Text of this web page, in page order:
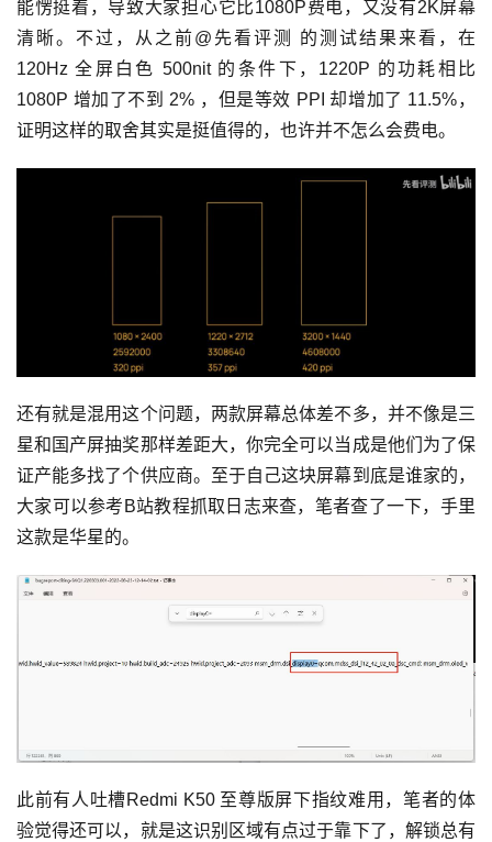
能愣挺着，导致大家担心它比1080P费电，又没有2K屏幕
清晰。不过，从之前@先看评测 的测试结果来看，在
120Hz 全屏白色 500nit 的条件下，1220P 的功耗相比
1080P 增加了不到 2% ，但是等效 PPI 却增加了 11.5%，
证明这样的取舍其实是挺值得的，也许并不怎么会费电。
还有就是混用这个问题，两款屏幕总体差不多，并不像是三
星和国产屏抽奖那样差距大，你完全可以当成是他们为了保
证产能多找了个供应商。至于自己这块屏幕到底是谁家的，
大家可以参考B站教程抓取日志来查，笔者查了一下，手里
这款是华星的。
此前有人吐槽Redmi K50 至尊版屏下指纹难用，笔者的体
验觉得还可以，就是这识别区域有点过于靠下了，解锁总有